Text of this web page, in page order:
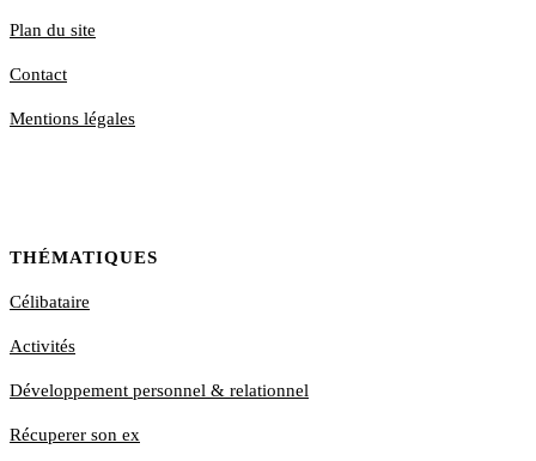
Plan du site
Contact
Mentions légales
THÉMATIQUES
Célibataire
Activités
Développement personnel & relationnel
Récuperer son ex